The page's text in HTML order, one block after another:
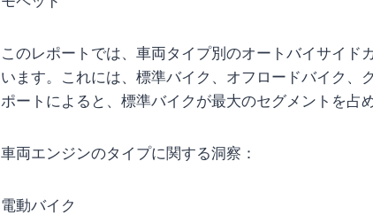
このレポートでは、車両タイプ別のオートバイサイド
います。これには、標準バイク、オフロードバイク、
ポートによると、標準バイクが最大のセグメントを占
車両エンジンのタイプに関する洞察：
電動バイク